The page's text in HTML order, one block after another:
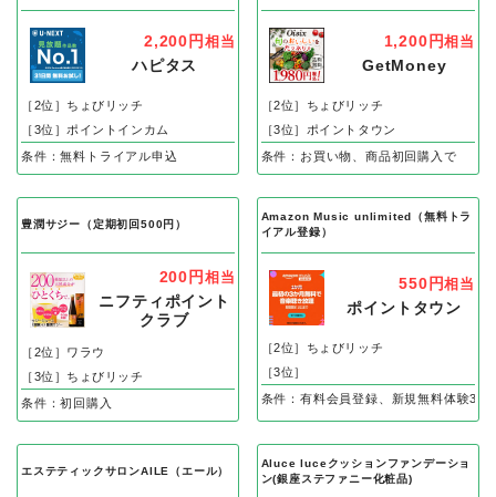
2,200円 相当
ハピタス
［2位］ちょびリッチ
［3位］ポイントインカム
条件：無料トライアル申込
1,200円相当
GetMoney
［2位］ちょびリッチ
［3位］ポイントタウン
条件：お買い物、商品初回購入で
豊潤サジー（定期初回500円）
200円 相当
ニフティポイント
クラブ
［2位］ワラウ
［3位］ちょびリッチ
条件：初回購入
Amazon Music unlimited（無料トラ
イアル登録）
550円相当
ポイントタウン
［2位］ちょびリッチ
［3位］
条件：有料会員登録、新規無料体験3カ
エステティックサロンAILE（エール）
Aluce luceクッションファンデーショ
ン(銀座ステファニー化粧品)